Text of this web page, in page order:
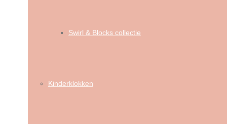
Swirl & Blocks collectie
Kinderklokken